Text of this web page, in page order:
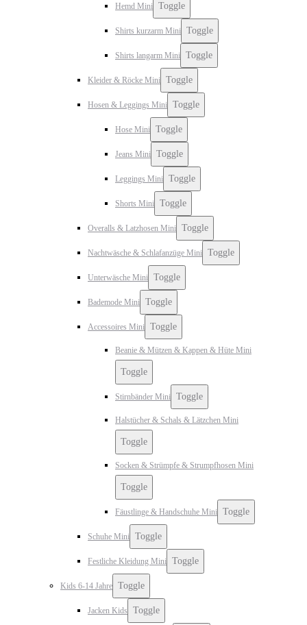
Hemd Mini Toggle
Shirts kurzarm Mini Toggle
Shirts langarm Mini Toggle
Kleider & Röcke Mini Toggle
Hosen & Leggings Mini Toggle
Hose Mini Toggle
Jeans Mini Toggle
Leggings Mini Toggle
Shorts Mini Toggle
Overalls & Latzhosen Mini Toggle
Nachtwäsche & Schlafanzüge Mini Toggle
Unterwäsche Mini Toggle
Bademode Mini Toggle
Accessoires Mini Toggle
Beanie & Mützen & Kappen & Hüte Mini
Toggle
Stirnbänder Mini Toggle
Halstücher & Schals & Lätzchen Mini
Toggle
Socken & Strümpfe & Strumpfhosen Mini
Toggle
Fäustlinge & Handschuhe Mini Toggle
Schuhe Mini Toggle
Festliche Kleidung Mini Toggle
Kids 6-14 Jahre Toggle
Jacken Kids Toggle